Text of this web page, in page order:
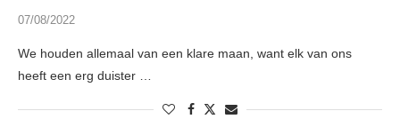
07/08/2022
We houden allemaal van een klare maan, want elk van ons
heeft een erg duister …